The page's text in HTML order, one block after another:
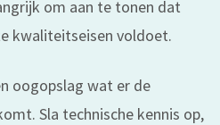
om aan te tonen dat
kwaliteitseisen voldoet.
oogopslag wat er de
Sla technische kennis op,